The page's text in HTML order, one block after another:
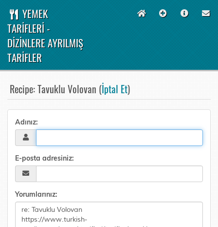
YEMEK
TARİFLERİ -
DİZİNLERE AYRILMIŞ
TARİFLER
Recipe: Tavuklu Volovan (İptal Et)
Adınız:
E-posta adresiniz:
Yorumlarınız: